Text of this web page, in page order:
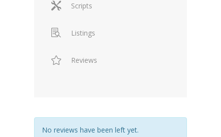
Scripts
Listings
Reviews
No reviews have been left yet.